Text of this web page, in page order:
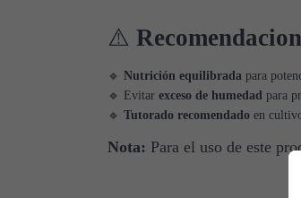
⚠️
🔹 Nutrición equilibrada para
🔹 Evitar exceso de humedad para
🔹 Tutorado recomendado en
Nota: Para el uso de este